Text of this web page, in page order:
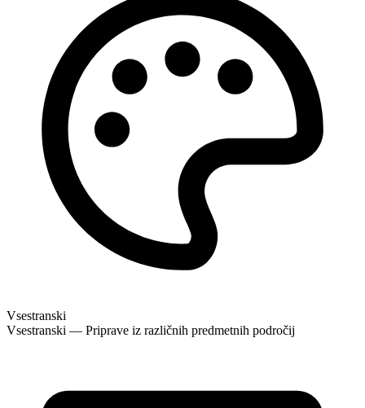
Vsestranski
Vsestranski — Priprave iz različnih predmetnih področij